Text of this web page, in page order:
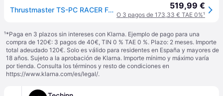
Thrustmaster TS-PC RACER Ferrari 488 Challenge Edition 519,99 €
O 3 pagos de 173,33 € TAE 0%¹
¹*Paga en 3 plazos sin intereses con Klarna. Ejemplo de pago para una
compra de 120€: 3 pagos de 40€, TIN 0 % TAE 0 %. Plazo: 2 meses. Importe
total adeudado 120€. Solo es válido para residentes en España y mayores de
18 años. Sujeto a la aprobación de Klarna. Importe mínimo y máximo varía
por tienda. Consulta los términos y resto de condiciones en
https://www.klarna.com/es/legal/.